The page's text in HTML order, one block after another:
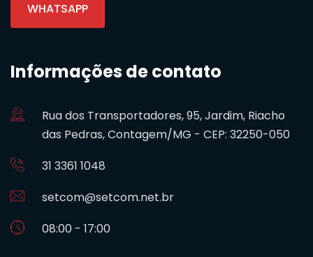
WHATSAPP
Informações de contato
Rua dos Transportadores, 95, Jardim, Riacho
das Pedras, Contagem/MG - CEP: 32250-050
31 3361 1048
setcom@setcom.net.br
08:00 - 17:00